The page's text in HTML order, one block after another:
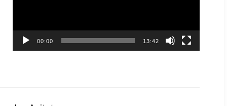
00:00 13:42